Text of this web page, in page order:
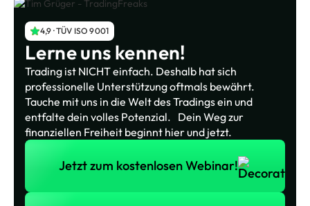
4,9 · TÜV ISO 9001
Lerne uns kennen!
Trading ist NICHT einfach. Deshalb hat sich
professionelle Unterstützung oftmals bewährt.
Tauche mit uns in die Welt des Tradings ein und
entfalte dein volles Potenzial. Dein Weg zur
finanziellen Freiheit beginnt hier und jetzt.
Jetzt zum kostenlosen Webinar!
Jetzt zum kostenlosen Webinar!
oder Kennenlerngespräch buchen